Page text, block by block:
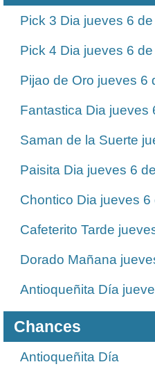
Pick 3 Dia jueves 6
Pick 4 Dia jueves 6
Pijao de Oro jueves 6
Fantastica Dia jueves
Saman de la Suerte
Paisita Dia jueves 6
Chontico Dia jueves
Cafeterito Tarde
Dorado Mañana
Antioqueñita Día
Chances
Antioqueñita Día